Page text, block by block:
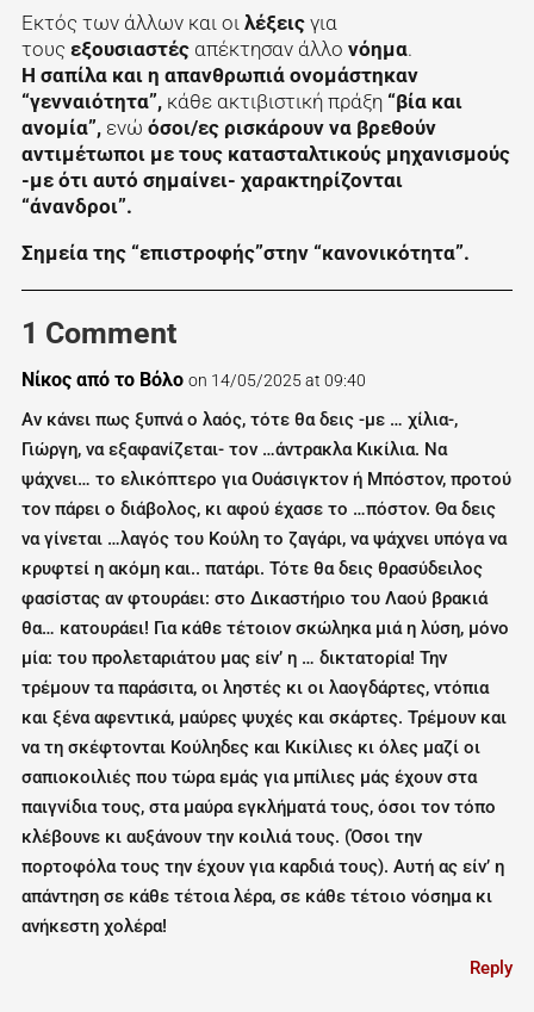
Εκτός των άλλων και οι λέξειςγια
τους εξουσιαστέςαπέκτησαν άλλο νόημα.
Η σαπίλα και η απανθρωπιά ονομάστηκαν
“γενναιότητα”,κάθε ακτιβιστική πράξη “βία και
ανομία”,ενώ όσοι/ες ρισκάρουν να βρεθούν
αντιμέτωποι με τους κατασταλτικούς μηχανισμούς
-με ότι αυτό σημαίνει- χαρακτηρίζονται
“άνανδροι”.
Σημεία της “επιστροφής”στην “κανονικότητα”.
1 Comment
Νίκος από το Βόλο on 14/05/2025 at 09:40
Αν κάνει πως ξυπνά ο λαός, τότε θα δεις -με … χίλια-,
Γιώργη, να εξαφανίζεται- τον …άντρακλα Κικίλια. Να
ψάχνει… το ελικόπτερο για Ουάσιγκτον ή Μπόστον, προτού
τον πάρει ο διάβολος, κι αφού έχασε το …πόστον. Θα δεις
να γίνεται …λαγός του Κούλη το ζαγάρι, να ψάχνει υπόγα να
κρυφτεί η ακόμη και.. πατάρι. Τότε θα δεις θρασύδειλος
φασίστας αν φτουράει: στο Δικαστήριο του Λαού βρακιά
θα… κατουράει! Για κάθε τέτοιον σκώληκα μιά η λύση, μόνο
μία: του προλεταριάτου μας είν’ η … δικτατορία! Την
τρέμουν τα παράσιτα, οι ληστές κι οι λαογδάρτες, ντόπια
και ξένα αφεντικά, μαύρες ψυχές και σκάρτες. Τρέμουν και
να τη σκέφτονται Κούληδες και Κικίλιες κι όλες μαζί οι
σαπιοκοιλιές που τώρα εμάς για μπίλιες μάς έχουν στα
παιγνίδια τους, στα μαύρα εγκλήματά τους, όσοι τον τόπο
κλέβουνε κι αυξάνουν την κοιλιά τους. (Όσοι την
πορτοφόλα τους την έχουν για καρδιά τους). Αυτή ας είν’ η
απάντηση σε κάθε τέτοια λέρα, σε κάθε τέτοιο νόσημα κι
ανήκεστη χολέρα!
Reply